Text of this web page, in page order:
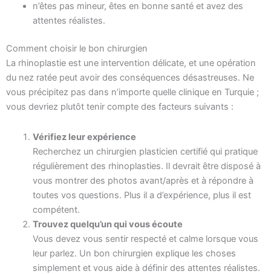
n’êtes pas mineur, êtes en bonne santé et avez des
attentes réalistes.
Comment choisir le bon chirurgien
La rhinoplastie est une intervention délicate, et une opération
du nez ratée peut avoir des conséquences désastreuses. Ne
vous précipitez pas dans n’importe quelle clinique en Turquie ;
vous devriez plutôt tenir compte des facteurs suivants :
Vérifiez leur expérience
Recherchez un chirurgien plasticien certifié qui pratique
régulièrement des rhinoplasties. Il devrait être disposé à
vous montrer des photos avant/après et à répondre à
toutes vos questions. Plus il a d’expérience, plus il est
compétent.
Trouvez quelqu’un qui vous écoute
Vous devez vous sentir respecté et calme lorsque vous
leur parlez. Un bon chirurgien explique les choses
simplement et vous aide à définir des attentes réalistes.